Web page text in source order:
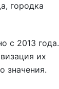
городка
с 2013 года.
их
значения.